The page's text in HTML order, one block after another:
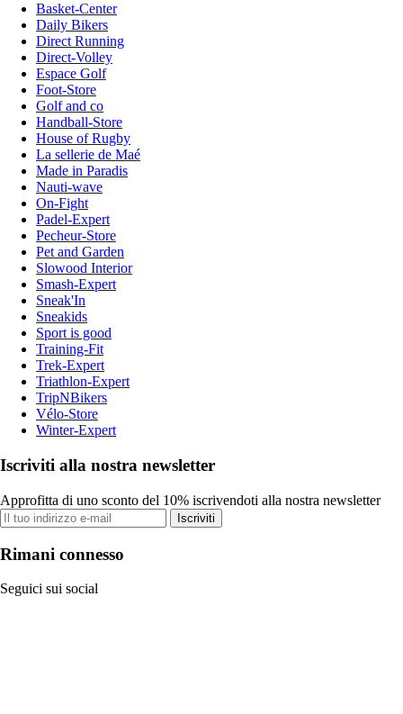
Basket-Center
Daily Bikers
Direct Running
Direct-Volley
Espace Golf
Foot-Store
Golf and co
Handball-Store
House of Rugby
La sellerie de Maé
Made in Paradis
Nauti-wave
On-Fight
Padel-Expert
Pecheur-Store
Pet and Garden
Slowood Interior
Smash-Expert
Sneak'In
Sneakids
Sport is good
Training-Fit
Trek-Expert
Triathlon-Expert
TripNBikers
Vélo-Store
Winter-Expert
Iscriviti alla nostra newsletter
Approfitta di uno sconto del 10% iscrivendoti alla nostra newsletter
Iscriviti
Rimani connesso
Seguici sui social